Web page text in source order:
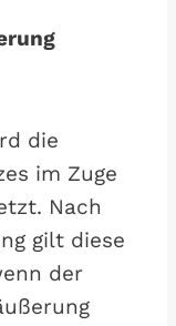
die
im Zuge
Nach
gilt diese
der